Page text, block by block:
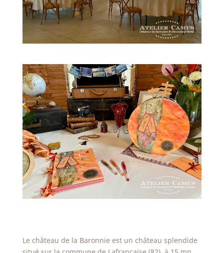
Le château de la Baronnie est un château splendide